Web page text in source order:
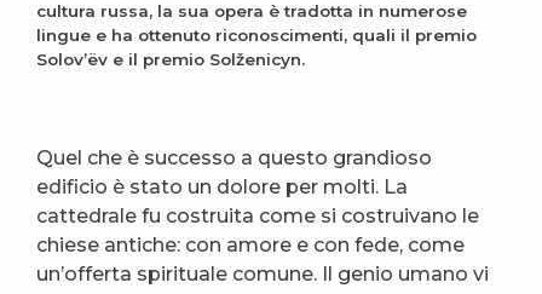
cultura russa, la sua opera è tradotta in numerose
lingue e ha ottenuto riconoscimenti, quali il premio
Solov’ëv e il premio Solženicyn.
Quel che è successo a questo grandioso
edificio è stato un dolore per molti. La
cattedrale fu costruita come si costruivano le
chiese antiche: con amore e con fede, come
un’offerta spirituale comune. Il genio umano vi